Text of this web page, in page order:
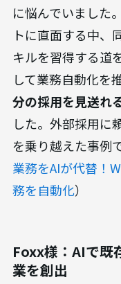
に悩んでいました
トに直面する中、
キルを習得する道
して業務自動化を
分の採用を見送れ
した。外部採用に
を乗り越えた事例
業務をAIが代替！
務を自動化）
Foxx様：AIで既
業を創出